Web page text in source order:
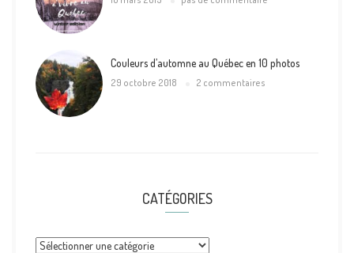
Couleurs d’automne au Québec en 10 photos
29 octobre 2018 2 commentaires
CATÉGORIES